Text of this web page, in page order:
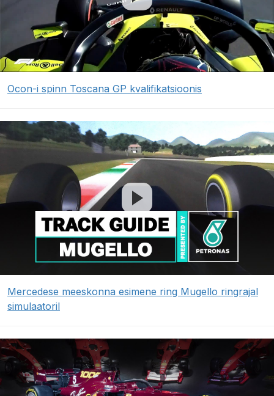
Ocon-i spinn Toscana GP kvalifikatsioonis
Mercedese meeskonna esimene ring Mugello ringrajal
simulaatoril